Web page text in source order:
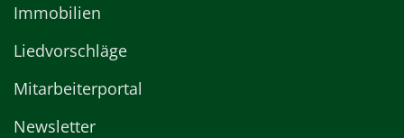
Immobilien
Liedvorschläge
Mitarbeiterportal
Newsletter